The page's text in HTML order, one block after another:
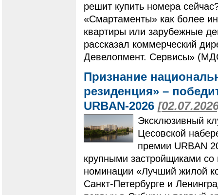
решит купить номера
«Смартаменты» как более
квартиры или зарубежные
рассказал коммерческий
Девелопмент. Сервисы»
Признание
резиденция» –
URBAN-2026
Эксклюзивный
Цесовской
премии URBAN
крупными застройщиками
номинации «Лучший жилой
Санкт-Петербурге и